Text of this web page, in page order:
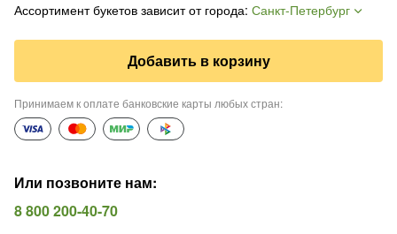
Ассортимент букетов зависит от города: Санкт-Петербург
Добавить в корзину
Принимаем к оплате банковские карты любых стран:
Или позвоните нам:
8 800 200-40-70